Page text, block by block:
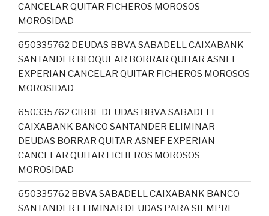
CANCELAR QUITAR FICHEROS MOROSOS
MOROSIDAD
650335762 DEUDAS BBVA SABADELL CAIXABANK
SANTANDER BLOQUEAR BORRAR QUITAR ASNEF
EXPERIAN CANCELAR QUITAR FICHEROS MOROSOS
MOROSIDAD
650335762 CIRBE DEUDAS BBVA SABADELL
CAIXABANK BANCO SANTANDER ELIMINAR
DEUDAS BORRAR QUITAR ASNEF EXPERIAN
CANCELAR QUITAR FICHEROS MOROSOS
MOROSIDAD
650335762 BBVA SABADELL CAIXABANK BANCO
SANTANDER ELIMINAR DEUDAS PARA SIEMPRE